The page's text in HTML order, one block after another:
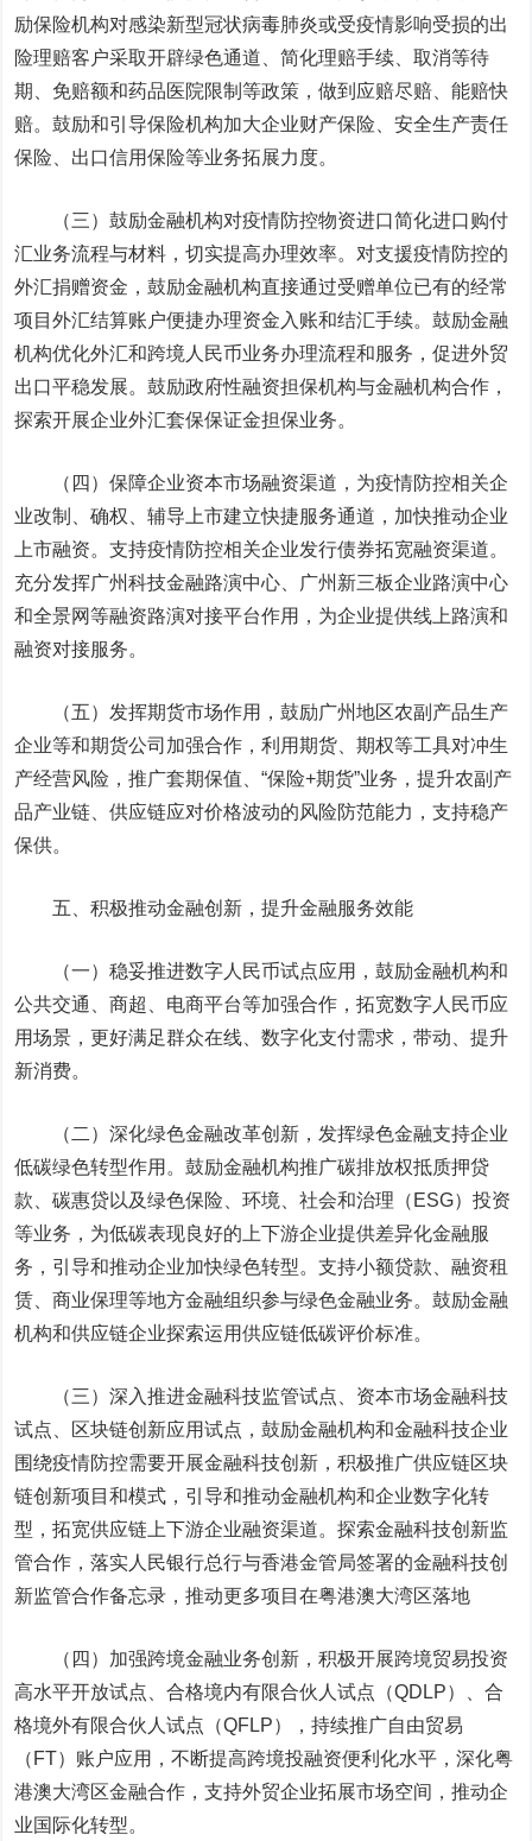
励保险机构对感染新型冠状病毒肺炎或受疫情影响受损的出
险理赔客户采取开辟绿色通道、简化理赔手续、取消等待
期、免赔额和药品医院限制等政策，做到应赔尽赔、能赔快
赔。鼓励和引导保险机构加大企业财产保险、安全生产责任
保险、出口信用保险等业务拓展力度。
（三）鼓励金融机构对疫情防控物资进口简化进口购付
汇业务流程与材料，切实提高办理效率。对支援疫情防控的
外汇捐赠资金，鼓励金融机构直接通过受赠单位已有的经常
项目外汇结算账户便捷办理资金入账和结汇手续。鼓励金融
机构优化外汇和跨境人民币业务办理流程和服务，促进外贸
出口平稳发展。鼓励政府性融资担保机构与金融机构合作，
探索开展企业外汇套保保证金担保业务。
（四）保障企业资本市场融资渠道，为疫情防控相关企
业改制、确权、辅导上市建立快捷服务通道，加快推动企业
上市融资。支持疫情防控相关企业发行债券拓宽融资渠道。
充分发挥广州科技金融路演中心、广州新三板企业路演中心
和全景网等融资路演对接平台作用，为企业提供线上路演和
融资对接服务。
（五）发挥期货市场作用，鼓励广州地区农副产品生产
企业等和期货公司加强合作，利用期货、期权等工具对冲生
产经营风险，推广套期保值、“保险+期货”业务，提升农副产
品产业链、供应链应对价格波动的风险防范能力，支持稳产
保供。
五、积极推动金融创新，提升金融服务效能
（一）稳妥推进数字人民币试点应用，鼓励金融机构和
公共交通、商超、电商平台等加强合作，拓宽数字人民币应
用场景，更好满足群众在线、数字化支付需求，带动、提升
新消费。
（二）深化绿色金融改革创新，发挥绿色金融支持企业
低碳绿色转型作用。鼓励金融机构推广碳排放权抵质押贷
款、碳惠贷以及绿色保险、环境、社会和治理（ESG）投资
等业务，为低碳表现良好的上下游企业提供差异化金融服
务，引导和推动企业加快绿色转型。支持小额贷款、融资租
赁、商业保理等地方金融组织参与绿色金融业务。鼓励金融
机构和供应链企业探索运用供应链低碳评价标准。
（三）深入推进金融科技监管试点、资本市场金融科技
试点、区块链创新应用试点，鼓励金融机构和金融科技企业
围绕疫情防控需要开展金融科技创新，积极推广供应链区块
链创新项目和模式，引导和推动金融机构和企业数字化转
型，拓宽供应链上下游企业融资渠道。探索金融科技创新监
管合作，落实人民银行总行与香港金管局签署的金融科技创
新监管合作备忘录，推动更多项目在粤港澳大湾区落地
（四）加强跨境金融业务创新，积极开展跨境贸易投资
高水平开放试点、合格境内有限合伙人试点（QDLP）、合
格境外有限合伙人试点（QFLP），持续推广自由贸易
（FT）账户应用，不断提高跨境投融资便利化水平，深化粤
港澳大湾区金融合作，支持外贸企业拓展市场空间，推动企
业国际化转型。